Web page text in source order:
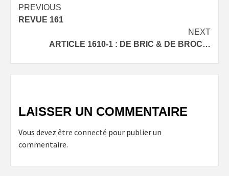
Post
navigation
PREVIOUS
REVUE 161
NEXT
ARTICLE 1610-1 : DE BRIC & DE BROC…
LAISSER UN COMMENTAIRE
Vous devez être connecté pour publier un
commentaire.